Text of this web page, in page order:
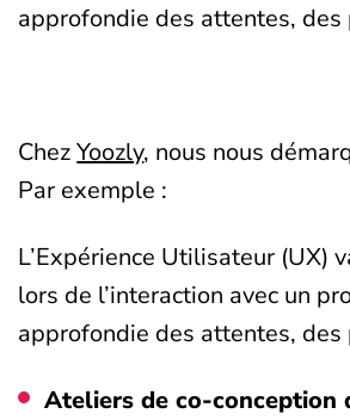
approfondie des attentes,
ChezYoozly, nous nous
Par exemple :
L’Expérience Utilisateur (UX)
lors de l’interaction avec un
approfondie des attentes,
Ateliers de co-conception